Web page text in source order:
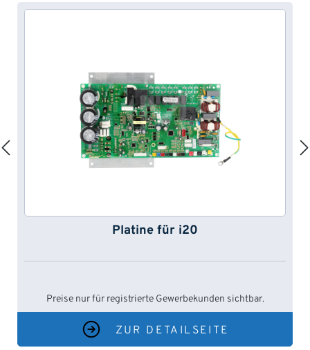
Platine für i20
Preise nur für registrierte Gewerbekunden sichtbar.
ZUR DETAILSEITE